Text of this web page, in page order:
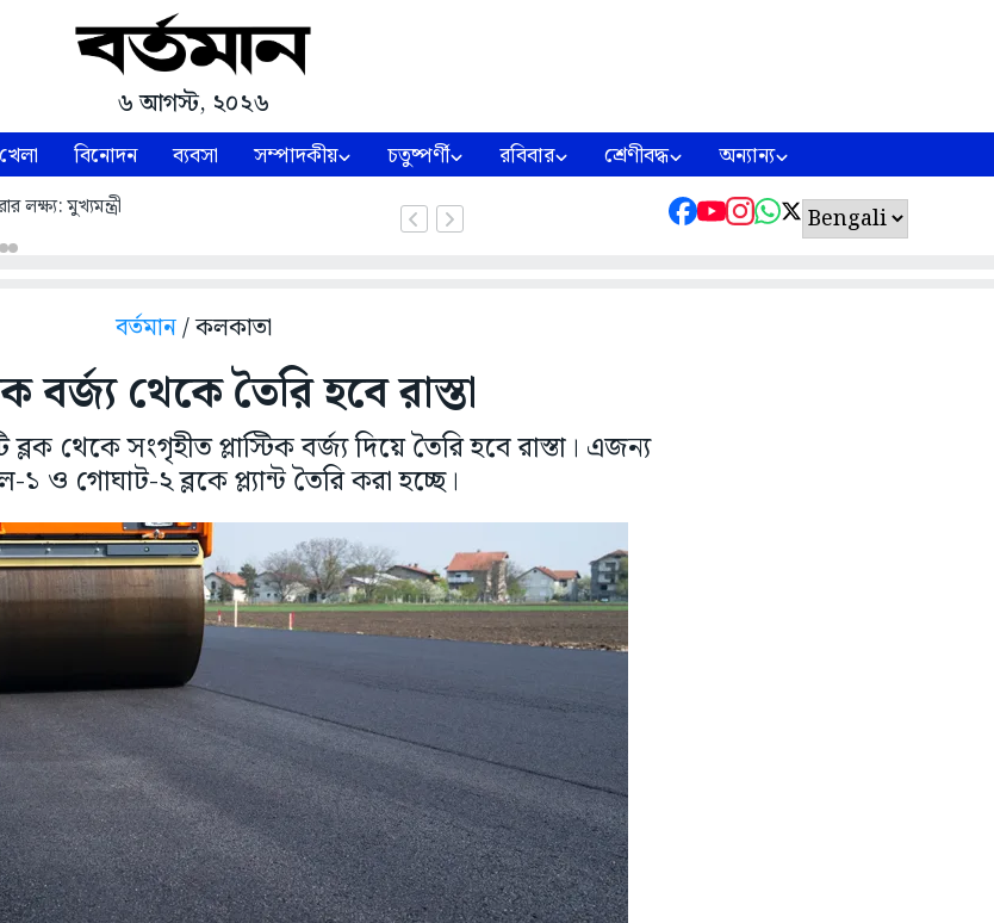
৬ আগস্ট, ২০২৬
খেলা বিনোদন ব্যবসা সম্পাদকীয় চতুষ্পর্ণী রবিবার শ্রেণীবদ্ধ অন্যান্য
লক্ষ্য: মুখ্যমন্ত্রী
বর্তমান/ কলকাতা
বর্জ্য থেকে তৈরি হবে রাস্তা
থেকে সংগৃহীত প্লাস্টিক বর্জ্য দিয়ে তৈরি হবে রাস্তা। এজন্য
১ ও গোঘাট-২ ব্লকে প্ল্যান্ট তৈরি করা হচ্ছে।